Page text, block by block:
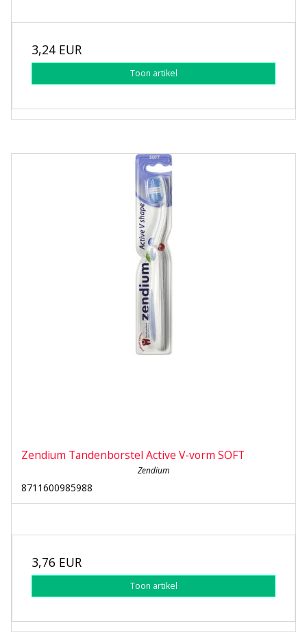
3,24 EUR
Toon artikel
Zendium Tandenborstel Active V-vorm SOFT
Zendium
8711600985988
3,76 EUR
Toon artikel